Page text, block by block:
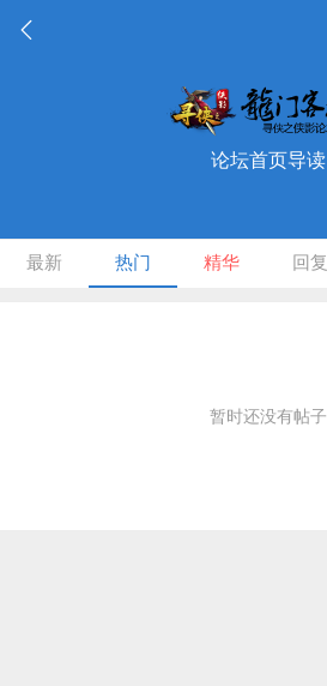
论坛首页导读
最新 热门 精华 回复
暂时还没有帖子